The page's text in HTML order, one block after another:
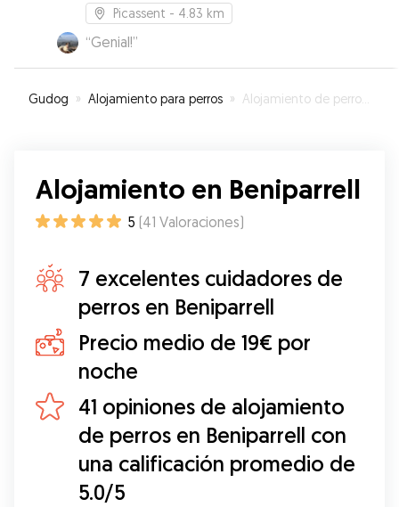
Picassent - 4.83 km
“Genial!”
Gudog » Alojamiento para perros » Alojamiento de perros en Beniparrell
Alojamiento en Beniparrell
5 (41 Valoraciones)
7 excelentes cuidadores de
perros en Beniparrell
Precio medio de 19€ por
noche
41 opiniones de alojamiento
de perros en Beniparrell con
una calificación promedio de
5.0/5